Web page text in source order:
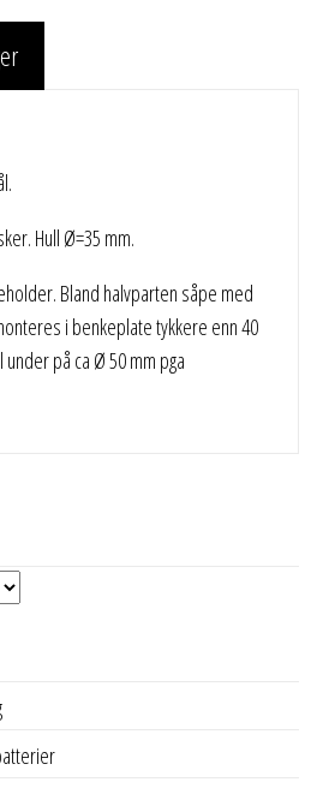
Hull Ø=35 mm.
Bland halvparten såpe med
i benkeplate tykkere enn 40
på ca Ø 50 mm pga